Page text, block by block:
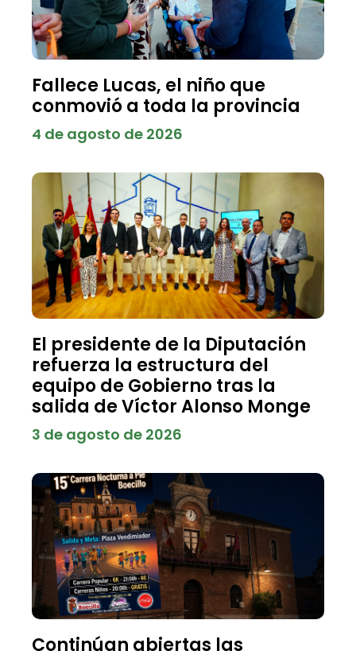
Fallece Lucas, el niño que
conmovió a toda la provincia
4 de agosto de 2026
El presidente de la Diputación
refuerza la estructura del
equipo de Gobierno tras la
salida de Víctor Alonso Monge
3 de agosto de 2026
Continúan abiertas las